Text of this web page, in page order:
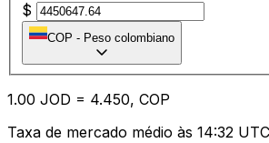
$
COP - Peso colombiano
1.00 JOD = 4.450, COP
Taxa de mercado médio às 14:32 UTC